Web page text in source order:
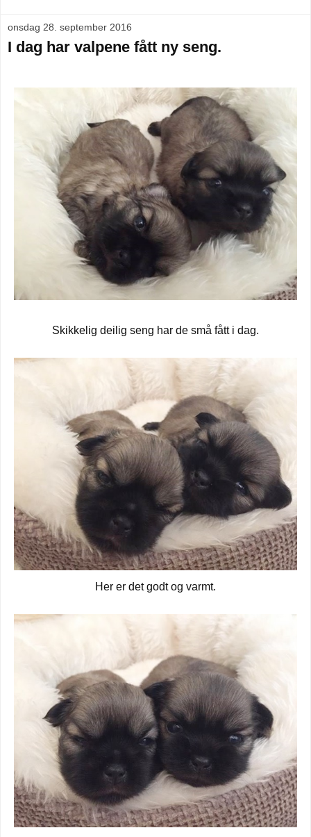
onsdag 28. september 2016
I dag har valpene fått ny seng.
Skikkelig deilig seng har de små fått i dag.
Her er det godt og varmt.